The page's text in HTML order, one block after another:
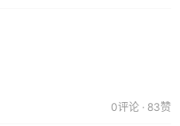
0评论 · 83赞